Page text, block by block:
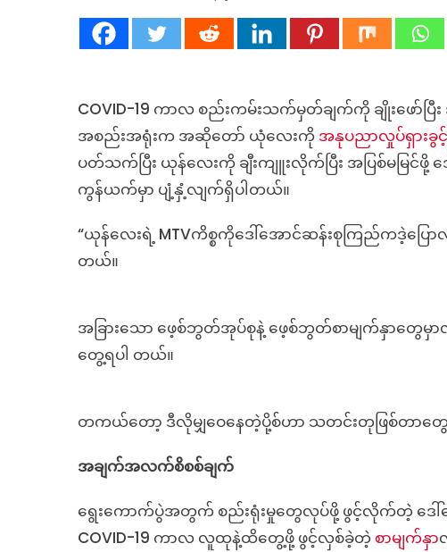
အောင်
ဆန်း
က
ယုန်
လေး
MTV
မှတ်ချက်
ပါ
COVID-19 ကာလ စည်းကမ်းသက်မှတ်ချက်ကို ချိုးဖော်ပြီး
အစည်းအရုံးက အဆိုတော် ယုံလေးကို အနုပညာလှုပ်ရှားခွင
ပတ်သက်ပြီး ယုန်လေးကို ချီးကျူးလိုက်ပြီး အပြစ်မမြ
ကွန်ယက်မှာ ပျံ့နှံ့လျက်ရှိပါတယ်။
“ယုန်လေးရဲ့ MTVကိစ္စကိုဒေါ်အောင်ဆန်းစုကြည်ကဒဲ့ပြော
တယ်။
အခြားသော ဖေ့စ်ဘွတ်အုပ်စုနဲ့ ဖေ့စ်ဘွတ်စာမျက်နှာတွ
တွေ့ရပါ တယ်။
တကယ်တော့ ဒီလိုမျှဝေနေတဲ့ပို့စ်ဟာ သတင်းတုဖြစ်တာတွ
အချက်အလက်စိစစ်ချက်
ရွေးကောက်ပွဲအတွက် စည်းရုံးမှုတွေလုပ်ဖို့ ဖွင့်လိုက်တဲ့ ဒေါ်
COVID-19 ကာလ လူထုနဲ့ထိတွေ့ဖို့ ဖွင့်လှစ်ခဲ့တဲ့ စာမျက်နှာ